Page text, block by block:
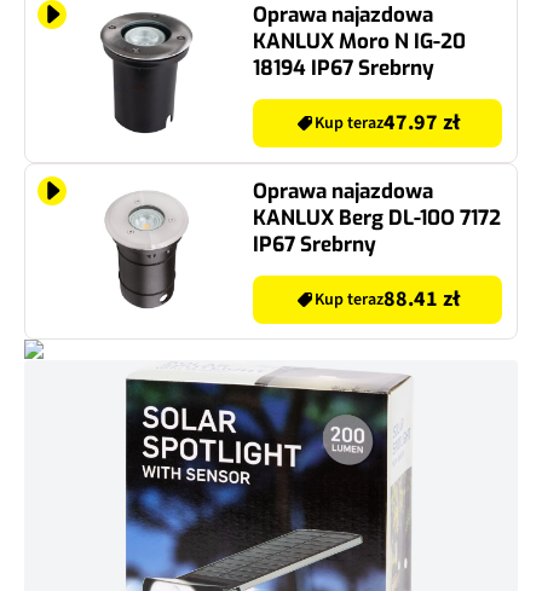
Oprawa najazdowa
KANLUX Moro N IG-20
18194 IP67 Srebrny
Kup teraz47.97 zł
Oprawa najazdowa
KANLUX Berg DL-10O 7172
IP67 Srebrny
Kup teraz88.41 zł